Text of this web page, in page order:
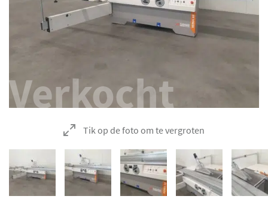
Verkocht
Tik op de foto om te vergroten